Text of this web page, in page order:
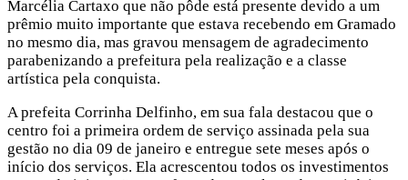
Marcélia Cartaxo que não pôde está presente devido a um
prêmio muito importante que estava recebendo em Gramado
no mesmo dia, mas gravou mensagem de agradecimento
parabenizando a prefeitura pela realização e a classe
artística pela conquista.
A prefeita Corrinha Delfinho, em sua fala destacou que o
centro foi a primeira ordem de serviço assinada pela sua
gestão no dia 09 de janeiro e entregue sete meses após o
início dos serviços. Ela acrescentou todos os investimentos